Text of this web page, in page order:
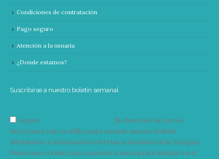
Condiciones de contratación
Pago seguro
Atención a la usuaria
¿Donde estamos?
Suscribirse a nuestro boletín semanal
Acepto
Su dirección de correo
electrónico solo se utiliza para enviarle nuestro boletín
informativo e información sobre las actividades de la Vorágine.
Puede usar el enlace para cancelar la suscripción incluido en el